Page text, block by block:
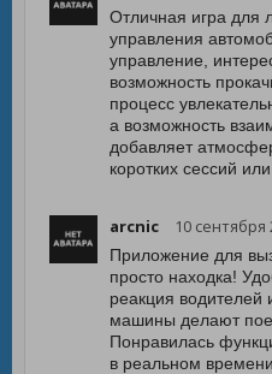
Отличная игра для
управления
управление,
возможность
процесс
а возможность
добавляет
коротких сессий
arcnic 10 сентября
Приложение для
просто находка!
реакция водителей
машины делают
Понравилась
в реальном